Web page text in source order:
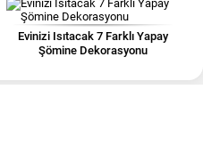
Evinizi Isıtacak 7 Farklı Yapay
Şömine Dekorasyonu